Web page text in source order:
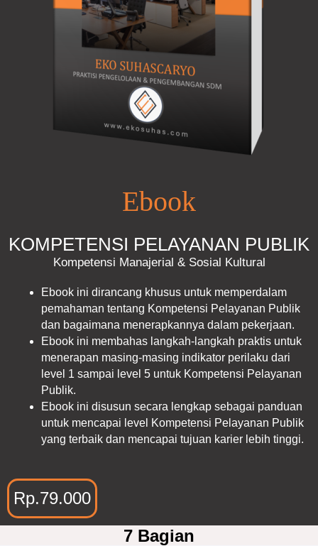
Ebook
KOMPETENSI PELAYANAN PUBLIK
Kompetensi Manajerial & Sosial Kultural
Ebook ini dirancang khusus untuk memperdalam
pemahaman tentang Kompetensi Pelayanan Publik
dan bagaimana menerapkannya dalam pekerjaan.
Ebook ini membahas langkah-langkah praktis untuk
menerapan masing-masing indikator perilaku dari
level 1 sampai level 5 untuk Kompetensi Pelayanan
Publik.
Ebook ini disusun secara lengkap sebagai panduan
untuk mencapai level Kompetensi Pelayanan Publik
yang terbaik dan mencapai tujuan karier lebih tinggi.
Rp.79.000
7 Bagian